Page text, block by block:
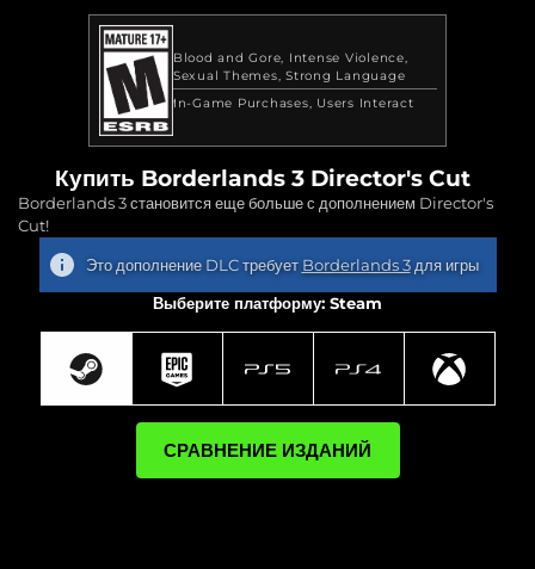
Blood and Gore Intense Violence
Sexual Themes Strong Language
In-Game Purchases
Users Interact
Купить Borderlands 3 Director's Cut
Borderlands 3 становится еще больше с дополнением Director's
Cut!
Это дополнение DLC требует Borderlands 3для игры
Выберите платформу: Steam
СРАВНЕНИЕ ИЗДАНИЙ